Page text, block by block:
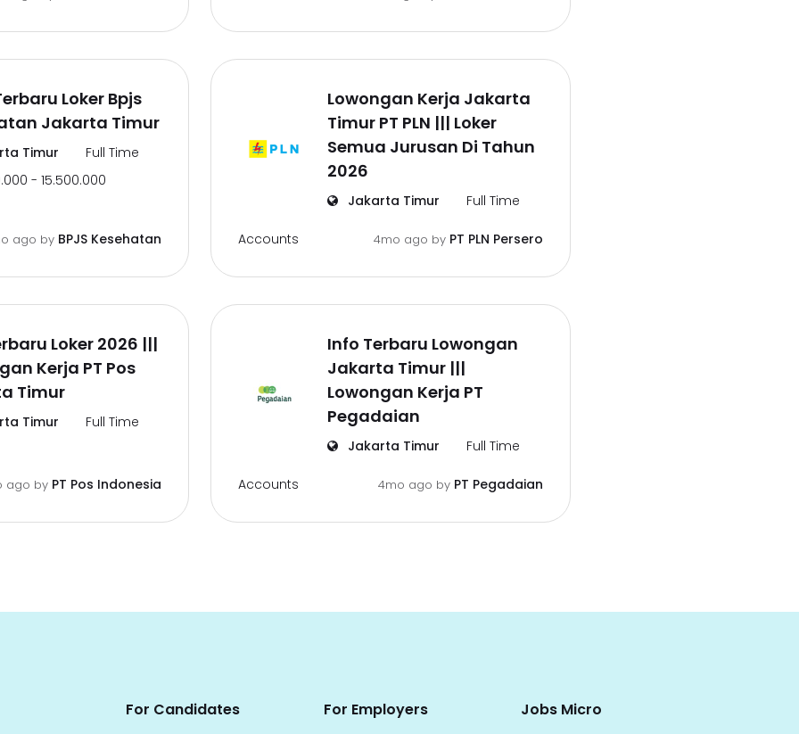
Loker Bpjs
Jakarta Timur
Timur
Full Time
- 15.500.000
ago by BPJS Kesehatan
Lowongan Kerja Jakarta
Timur PT PLN ||| Loker
Semua Jurusan Di Tahun
2026
Jakarta Timur Full Time
Accounts 4mo ago by PT PLN Persero
Loker 2026 |||
Kerja PT Pos
Timur
Timur Full Time
ago by PT Pos Indonesia
Info Terbaru Lowongan
Jakarta Timur |||
Lowongan Kerja PT
Pegadaian
Jakarta Timur Full Time
Accounts 4mo ago by PT Pegadaian
For Candidates For Employers Jobs Micro